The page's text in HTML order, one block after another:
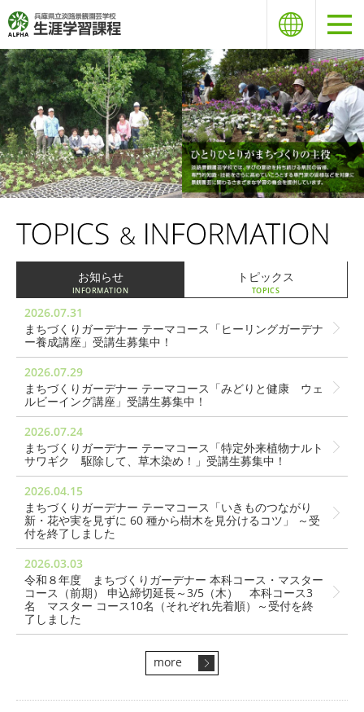
お知らせ
INFORMATION
トピックス
TOPICS
2026.07.31
まちづくりガーデナー テーマコース「ヒーリングガーデナ
ー養成講座」受講生募集中！
2026.07.29
まちづくりガーデナー テーマコース「みどりと健康 ウェ
ルビーイング講座」受講生募集中！
2026.07.24
まちづくりガーデナー テーマコース「特定外来植物ナルト
サワギク 駆除して、草木染め！」受講生募集中！
2026.04.15
まちづくりガーデナー テーマコース「いきものつながり
新・花や実を見ずに 60 種から樹木を見分けるコツ」 ～受
付を終了しました
2026.03.03
令和８年度 まちづくりガーデナー 本科コース・マスター
コース（前期） 申込締切延長～3/5（木） 本科コース3
名 マスター コース10名（それぞれ先着順）～受付を終
了しました
more